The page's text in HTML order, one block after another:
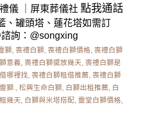
儀｜ 屏東葬儀社 點我通話
、罐頭塔、蓮花塔如需訂
詢： @songxing
獅 喪禮白獅 喪禮白獅價格, 喪禮白獅
意義 喪禮白獅擺放幾天 喪禮白獅是
哪裡找 喪禮白獅租借推薦 喪禮白獅
獅. 松興生命白獅 白獅出租推薦
白
幾天 白獅與米塔搭配 靈堂白獅價格,